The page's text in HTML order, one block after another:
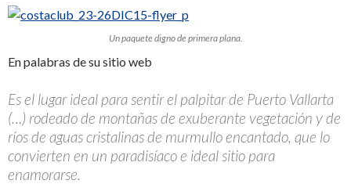
Un paquete digno de primera plana.
En palabras de su sitio web
Es el lugar ideal para sentir el palpitar de Puerto Vallarta
(…) rodeado de montañas de exuberante vegetación y de
ríos de aguas cristalinas de murmullo encantado, que lo
convierten en un paradisíaco e ideal sitio para
enamorarse.